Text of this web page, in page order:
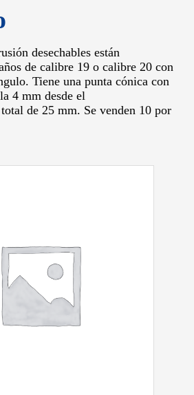
desechables están
de calibre 19 o calibre 20 con
Tiene una punta cónica con
4 mm desde el
de 25 mm. Se venden 10 por